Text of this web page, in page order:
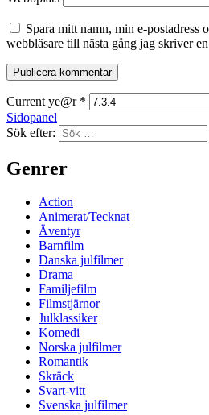
Spara mitt namn, min e-postadress
webbläsare till nästa gång jag skriver
Current ye@r *
Sidopanel
Sök efter:
Genrer
Action
Animerat/Tecknat
Äventyr
Barnfilm
Danska julfilmer
Drama
Familjefilm
Filmstjärnor
Julklassiker
Komedi
Norska julfilmer
Romantik
Skräck
Svart-vitt
Svenska julfilmer